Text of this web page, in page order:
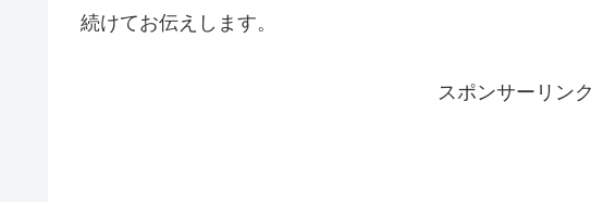
続けてお伝えします。
スポンサーリンク